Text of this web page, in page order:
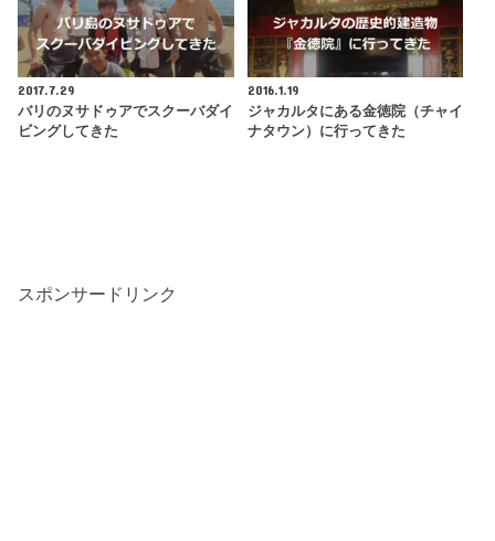
2017.7.29
バリのヌサドゥアでスクーバダイ
ビングしてきた
2016.1.19
ジャカルタにある金徳院（チャイ
ナタウン）に行ってきた
スポンサードリンク